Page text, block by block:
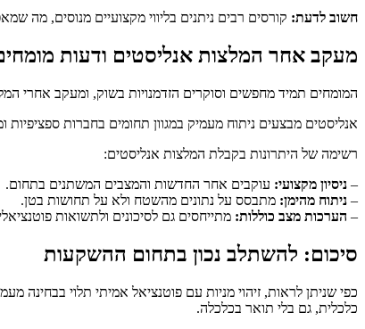
חשוב לדעת: קורסים רבים ניתנים בליווי מקצועיים מנוסים, מה
מעקב אחר המלצות אנליסטים ודעות
המומחים תמיד מחפשים וסוקרים הזדמנויות בשוק, ומעקב אחרי
אנליסטים מבצעים ניתוח מעמיק במגוון תחומים בחברות
רשימה של היתרונות בקבלת המלצות אנליסטים:
– ניסיון מקצועי: עוקבים אחר החדשות והמצבים המשתנים בתחום.
– ניתוח מהימן: מתבסס על נתונים מהשטח ולא על תחושות בטן.
– הערכות מצב כוללות: מתייחסים גם לסיכונים ולתשואות
סיכום: להשתלב נכון בתחום ההשקעות
כפי שניתן לראות, זיהוי מניות עם פוטנציאל אמיתי תלוי בבחינה
כלכלית, גם בלי תואר בכלכלה.